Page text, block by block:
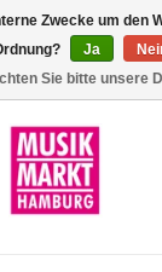
Zwecke um den
Ja
Sie bitte unsere